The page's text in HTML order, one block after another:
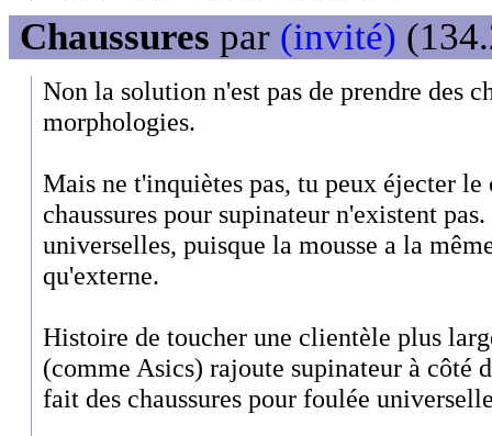
Chaussures par (invité)
Non la solution n'est pas de prendre des
morphologies.
Mais ne t'inquiètes pas, tu peux éjecter le
chaussures pour supinateur n'existent
universelles, puisque la mousse a la
qu'externe.
Histoire de toucher une clientèle plus
(comme Asics) rajoute supinateur à côté
fait des chaussures pour foulée